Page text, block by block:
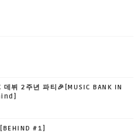
데뷔 2주년 파티🎉[MUSIC BANK IN
#1]